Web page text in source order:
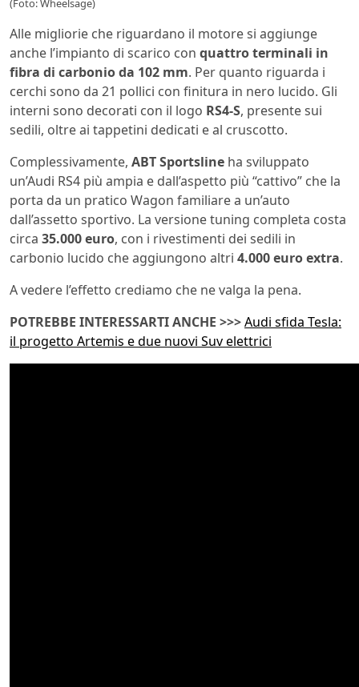
(Foto: Wheelsage)
Alle migliorie che riguardano il motore si aggiunge
anche l’impianto di scarico con quattro terminali in
fibra di carbonio da 102 mm. Per quanto riguarda i
cerchi sono da 21 pollici con finitura in nero lucido. Gli
interni sono decorati con il logo RS4-S, presente sui
sedili, oltre ai tappetini dedicati e al cruscotto.
Complessivamente, ABT Sportsline ha sviluppato
un’Audi RS4 più ampia e dall’aspetto più “cattivo” che la
porta da un pratico Wagon familiare a un’auto
dall’assetto sportivo. La versione tuning completa costa
circa 35.000 euro, con i rivestimenti dei sedili in
carbonio lucido che aggiungono altri 4.000 euro extra.
A vedere l’effetto crediamo che ne valga la pena.
POTREBBE INTERESSARTI ANCHE >>>Audi sfida Tesla:
il progetto Artemis e due nuovi Suv elettrici